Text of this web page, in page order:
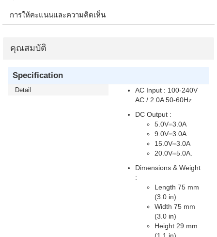
การให้คะแนนและความคิดเห็น
คุณสมบัติ
Specification
Detail
AC Input : 100-240V
AC / 2.0A 50-60Hz
DC Output :​
5.0V⎓3.0A
9.0V⎓3.0A
15.0V⎓3.0A
20.0V⎓5.0A.
Dimensions & Weight
: ​
Length 75 mm
(3.0 in)
Width 75 mm
(3.0 in)
Height 29 mm